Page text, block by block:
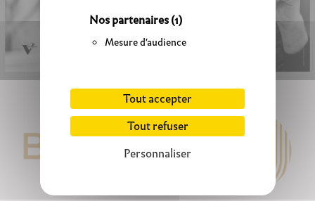
Nos partenaires(1)
Mesure d'audience
Tout accepter
Tout refuser
Personnaliser